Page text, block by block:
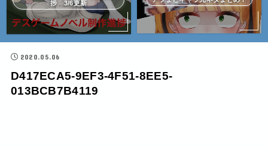
捗 3/6更新
2020.05.06
D417ECA5-9EF3-4F51-8EE5-
013BCB7B4119